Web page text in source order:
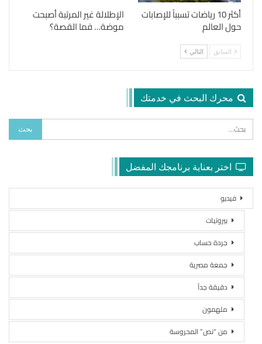
أكثر 10 رياضات تسبباً للإصابات
حول العالم
الإطلالة غير المرتبة أصبحت
موضة… فما القصة؟
السابق التالي
محرك البحث في خدمتك
اختر بعناية برنامجك المفضل
فيديو
بيروتيات
جردة حساب
جمعة مصرية
دقيقة جداً
ملهمون
من “نص” المحروسة